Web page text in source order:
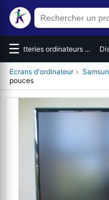
☰Batteries ordinateurs ...
Ecrans d'ordinateur ›
pouces